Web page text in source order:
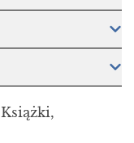
Książki,